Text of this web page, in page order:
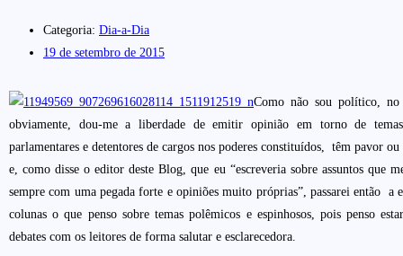
Categoria: Dia-a-Dia
19 de setembro de 2015
Como não sou político, no
obviamente, dou-me a liberdade de emitir opinião em torno de
parlamentares e detentores de cargos nos poderes constituídos, têm pavor ou
e, como disse o editor deste Blog, que eu “escreveria sobre assuntos que
sempre com uma pegada forte e opiniões muito próprias”, passarei então a
colunas o que penso sobre temas polêmicos e espinhosos, pois penso
debates com os leitores de forma salutar e esclarecedora.